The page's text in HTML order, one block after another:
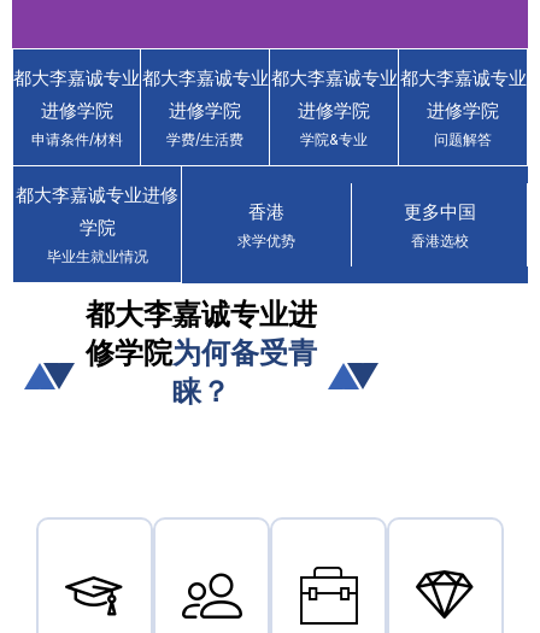
香港都会大学李嘉
诚专业进修学院
Hong Kong
Metropolitan
University Li Ka
Shing School of
Professional and
Continuing
Education (LiPACE)
省钱省力 · 读香港名校 · 获得香港身
都大李嘉诚专业
进修学院
申请条件/材料
都大李嘉诚专业
进修学院
学费/生活费
都大李嘉诚专业
进修学院
学院&专业
都大李嘉诚专业
进修学院
问题解答
都大李嘉诚专业进修
学院
毕业生就业情况
香港
求学优势
更多中国
香港选校
都大李嘉诚专业进
修学院为何备受青
睐？